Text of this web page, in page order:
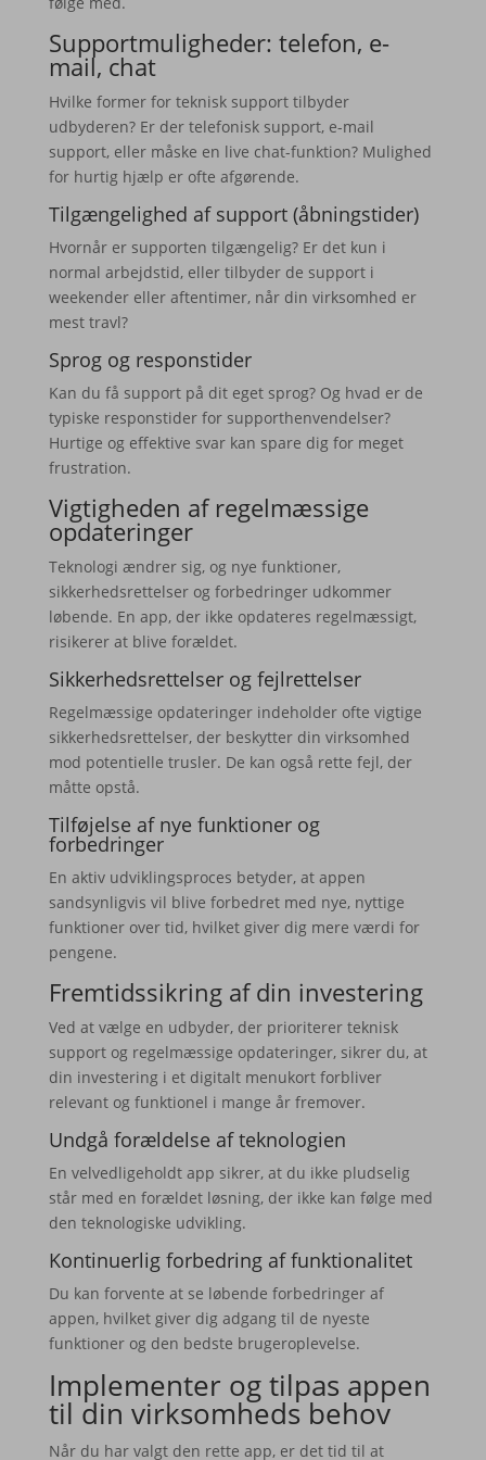
Supportmuligheder: telefon, e-
mail, chat
Hvilke former for teknisk support tilbyder
udbyderen? Er der telefonisk support, e-mail
support, eller måske en live chat-funktion? Mulighed
for hurtig hjælp er ofte afgørende.
Tilgængelighed af support (åbningstider)
Hvornår er supporten tilgængelig? Er det kun i
normal arbejdstid, eller tilbyder de support i
weekender eller aftentimer, når din virksomhed er
mest travl?
Sprog og responstider
Kan du få support på dit eget sprog? Og hvad er de
typiske responstider for supporthenvendelser?
Hurtige og effektive svar kan spare dig for meget
frustration.
Vigtigheden af regelmæssige
opdateringer
Teknologi ændrer sig, og nye funktioner,
sikkerhedsrettelser og forbedringer udkommer
løbende. En app, der ikke opdateres regelmæssigt,
risikerer at blive forældet.
Sikkerhedsrettelser og fejlrettelser
Regelmæssige opdateringer indeholder ofte vigtige
sikkerhedsrettelser, der beskytter din virksomhed
mod potentielle trusler. De kan også rette fejl, der
måtte opstå.
Tilføjelse af nye funktioner og
forbedringer
En aktiv udviklingsproces betyder, at appen
sandsynligvis vil blive forbedret med nye, nyttige
funktioner over tid, hvilket giver dig mere værdi for
pengene.
Fremtidssikring af din investering
Ved at vælge en udbyder, der prioriterer teknisk
support og regelmæssige opdateringer, sikrer du, at
din investering i et digitalt menukort forbliver
relevant og funktionel i mange år fremover.
Undgå forældelse af teknologien
En velvedligeholdt app sikrer, at du ikke pludselig
står med en forældet løsning, der ikke kan følge med
den teknologiske udvikling.
Kontinuerlig forbedring af funktionalitet
Du kan forvente at se løbende forbedringer af
appen, hvilket giver dig adgang til de nyeste
funktioner og den bedste brugeroplevelse.
Implementer og tilpas appen
til din virksomheds behov
Når du har valgt den rette app, er det tid til at